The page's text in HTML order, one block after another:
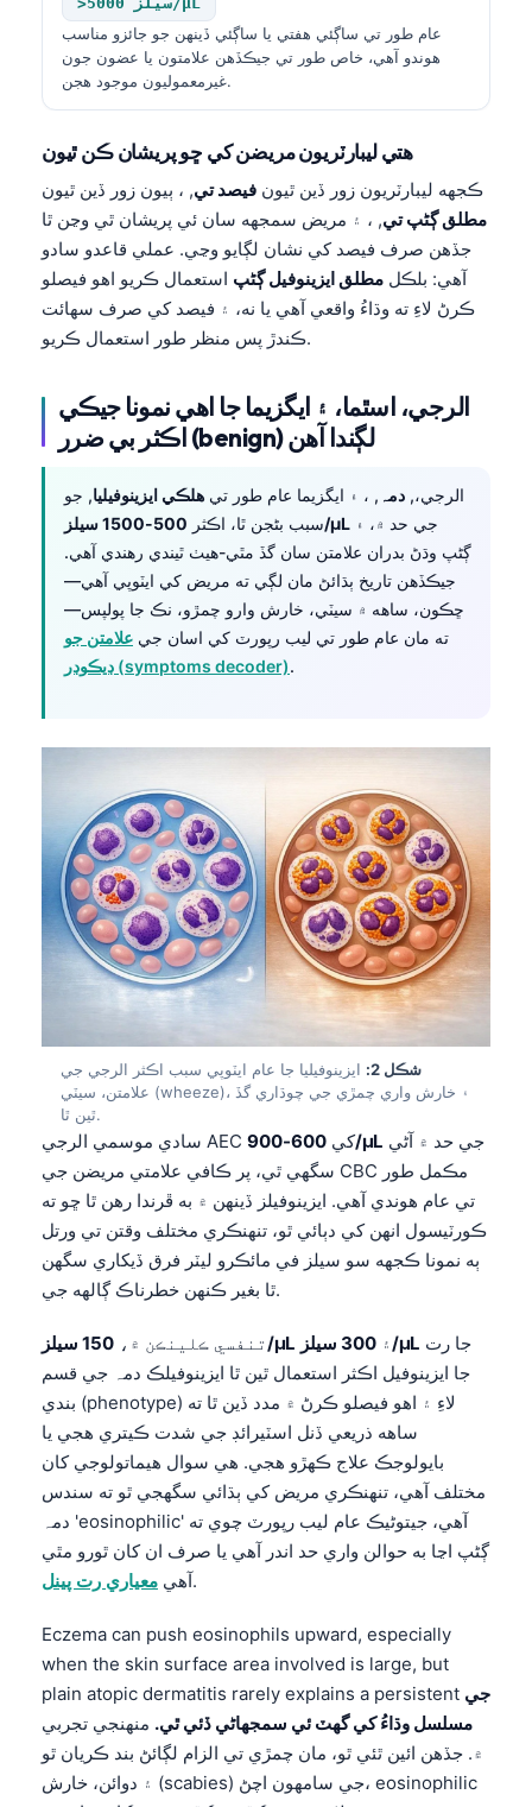
عام طور تي ساڳئي هفتي يا ساڳئي ڏينهن جو جائزو مناسب
هوندو آهي، خاص طور تي جيڪڏهن علامتون يا عضون جون
غيرمعموليون موجود هجن.
هتي ليبارٽريون مريضن کي ڇو پريشان ڪن ٿيون
ڪجهه ليبارٽريون زور ڏين ٿيون فيصد تي, ، ٻيون زور ڏين ٿيون
مطلق ڳڻپ تي, ، ۽ مريض سمجهه سان ئي پريشان ٿي وڃن ٿا
جڏهن صرف فيصد کي نشان لڳايو وڃي. عملي قاعدو سادو
آهي: بلڪل مطلق ايزينوفيل ڳڻپ استعمال ڪريو اهو فيصلو
ڪرڻ لاءِ ته وڌاءُ واقعي آهي يا نه، ۽ فيصد کي صرف سهائت
ڪندڙ پس منظر طور استعمال ڪريو.
الرجي، اسٿما، ۽ ايگزيما جا اهي نمونا جيڪي
اڪثر بي ضرر (benign) لڳندا آهن
الرجي،, دمہ , ، ۽ ايگزيما عام طور تي هلڪي ايزينوفيليا, جو
سبب بڻجن ٿا، اڪثر500-1500 سيلز/µL
ڳڻپ وڌڻ بدران علامتن سان گڏ مٿي-هيٺ ٿيندي رهندي آهي.
جيڪڏهن تاريخ ٻڌائڻ مان لڳي ته مريض کي ايٽوپي آهي—
ڇڪون، ساهه ۾ سيٽي، خارش وارو چمڙو، نڪ جا پولپس—
ته مان عام طور تي ليب رپورٽ کي اسان جي علامتن جو
ڊيڪوڊر (symptoms decoder).
شڪل 2:
ايزينوفيليا جا عام ايٽوپي سبب اڪثر الرجي جي
علامتن، سيٽي (wheeze)، ۽ خارش واري چمڙي جي چوڌاري گڏ
ٿين ٿا.
سادي موسمي الرجي AEC کي600-900/µL
سگهي ٿي، پر ڪافي علامتي مريضن جي CBC مڪمل طور
تي عام هوندي آهي. ايزينوفيلز ڏينهن ۾ به ڦرندا رهن ٿا ڇو ته
ڪورٽيسول انهن کي دٻائي ٿو، تنهنڪري مختلف وقتن تي ورتل
ٻه نمونا ڪجهه سو سيلز في مائڪرو ليٽر فرق ڏيکاري سگهن
ٿا بغير ڪنهن خطرناڪ ڳالهه جي.
تنفسي ڪلينڪن ۾،150 سيلز/µL ۽300 سيلز/µL
جا ايزينوفيل اڪثر استعمال ٿين ٿا ايزينوفيلڪ دمہ جي قسم
بندي (phenotype) لاءِ ۽ اهو فيصلو ڪرڻ ۾ مدد ڏين ٿا ته
ساهه ذريعي ڏنل اسٽيرائڊ جي شدت ڪيتري هجي يا
بايولوجڪ علاج ڪهڙو هجي. هي سوال هيماتولوجي کان
مختلف آهي، تنهنڪري مريض کي ٻڌائي سگهجي ٿو ته سندس
دمہ 'eosinophilic' آهي، جيتوڻيڪ عام ليب رپورٽ چوي ته
ڳڻپ اڃا به حوالن واري حد اندر آهي يا صرف ان کان ٿورو مٿي
آهي معياري رت پينل .
Eczema can push eosinophils upward, especially
when the skin surface area involved is large, but
plain atopic dermatitis rarely explains a persistent جي
مسلسل وڌاءُ کي گهٽ ئي سمجهاڻي ڏئي ٿي. منهنجي تجربي
۾. جڏهن ائين ٿئي ٿو، مان چمڙي تي الزام لڳائڻ بند ڪريان ٿو
۽ دوائن، خارش (scabies) جي سامهون اچڻ، eosinophilic